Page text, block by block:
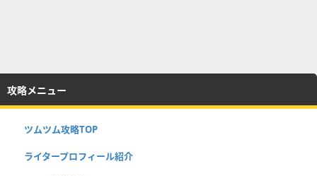
攻略メニュー
ツムツム攻略TOP
ライタープロフィール紹介